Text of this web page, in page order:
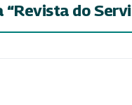
“Revista do